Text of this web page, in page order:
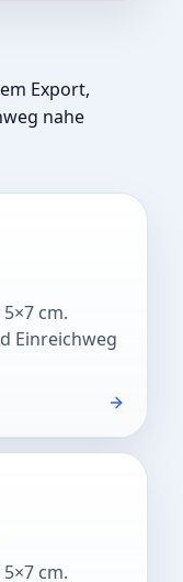
Export,
nahe
cm.
Einreichweg
cm.